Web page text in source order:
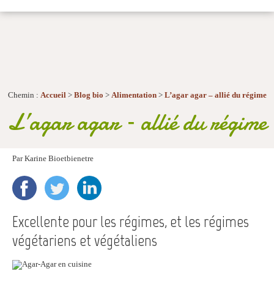
Chemin : Accueil> Blog bio > Alimentation> L’agar agar – allié du régime
L’agar agar – allié du régime
ParKarine Bioetbienetre
Excellente pourles régimes, et les régimes
végétariens et végétaliens